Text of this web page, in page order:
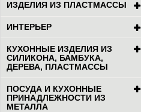
ИЗДЕЛИЯ ИЗ ПЛАСТМАССЫ
ИНТЕРЬЕР
КУХОННЫЕ ИЗДЕЛИЯ ИЗ
СИЛИКОНА, БАМБУКА,
ДЕРЕВА, ПЛАСТМАССЫ
ПОСУДА И КУХОННЫЕ
ПРИНАДЛЕЖНОСТИ ИЗ
МЕТАЛЛА